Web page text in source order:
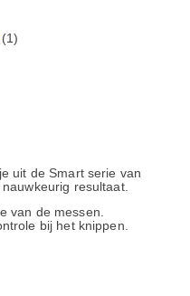
(1)
uit de Smart serie van
resultaat.
van de messen.
bij het knippen.